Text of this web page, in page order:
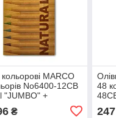
кольорові MARCO
No6400-12CB
"JUMBO" +
₴
48